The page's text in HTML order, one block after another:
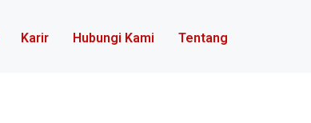
Karir Hubungi Kami Tentang